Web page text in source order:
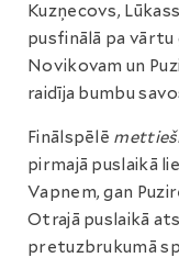
Kuzņecovs,
pusfinālā pa vārtu
Novikovam un
raidīja bumbu
Finālspēlē
pirmajā puslaikā
Vapnem, gan
Otrajā puslaikā
pretuzbrukumā